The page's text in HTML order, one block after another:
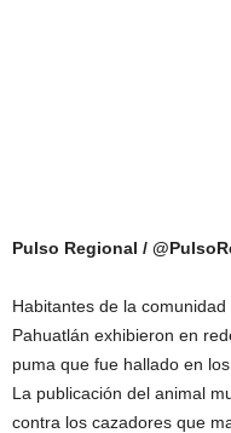
Pulso Regional /
Habitantes de la
Pahuatlán exhibieron en
puma que fue hallado en
La publicación del animal
contra los cazadores que